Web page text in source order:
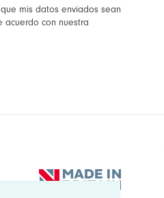
mis datos enviados sean
acuerdo con nuestra